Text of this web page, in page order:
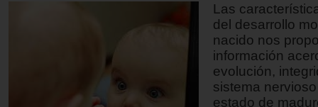
Las
del desarrollo
nacido nos
información
evolución,
sistema
estado de